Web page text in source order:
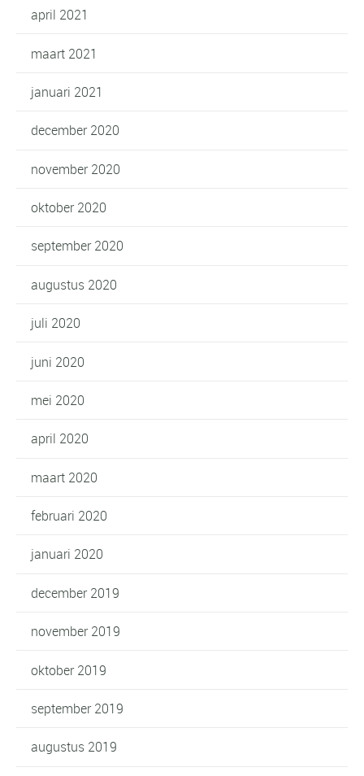
april 2021
maart 2021
januari 2021
december 2020
november 2020
oktober 2020
september 2020
augustus 2020
juli 2020
juni 2020
mei 2020
april 2020
maart 2020
februari 2020
januari 2020
december 2019
november 2019
oktober 2019
september 2019
augustus 2019